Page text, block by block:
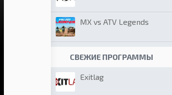
MX vs ATV Legends
СВЕЖИЕ ПРОГРАММЫ
Exitlag